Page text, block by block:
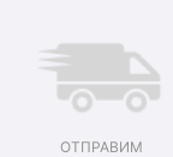
ОТПРАВИМ